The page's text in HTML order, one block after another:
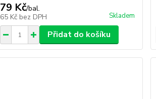
79 Kč/bal.
65 Kč bez DPH Skladem
Přidat do košíku